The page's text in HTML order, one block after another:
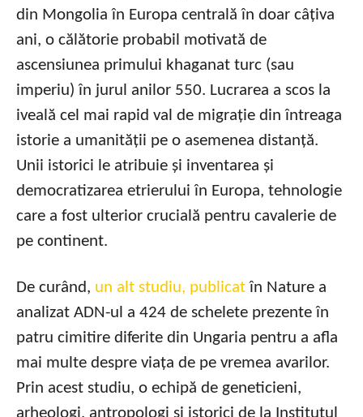
din Mongolia în Europa centrală în doar câțiva
ani, o călătorie probabil motivată de
ascensiunea primului khaganat turc (sau
imperiu) în jurul anilor 550. Lucrarea a scos la
iveală cel mai rapid val de migrație din întreaga
istorie a umanității pe o asemenea distanță.
Unii istorici le atribuie și inventarea și
democratizarea etrierului în Europa, tehnologie
care a fost ulterior crucială pentru cavalerie de
pe continent.
De curând, un alt studiu, publicatîn Nature a
analizat ADN-ul a 424 de schelete prezente în
patru cimitire diferite din Ungaria pentru a afla
mai multe despre viața de pe vremea avarilor.
Prin acest studiu, o echipă de geneticieni,